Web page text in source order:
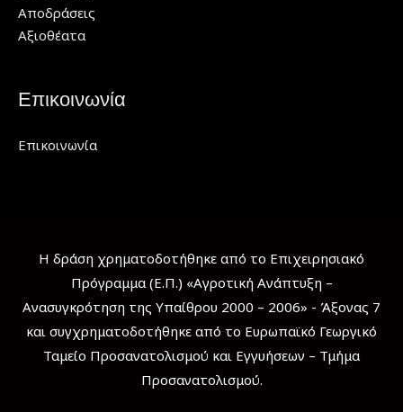
Αποδράσεις
Αξιοθέατα
Επικοινωνία
Επικοινωνία
Η δράση χρηματοδοτήθηκε από το Επιχειρησιακό
Πρόγραμμα (Ε.Π.) «Αγροτική Ανάπτυξη –
Ανασυγκρότηση της Υπαίθρου 2000 – 2006» - Άξονας 7
και συγχρηματοδοτήθηκε από το Ευρωπαϊκό Γεωργικό
Ταμείο Προσανατολισμού και Εγγυήσεων – Τμήμα
Προσανατολισμού.